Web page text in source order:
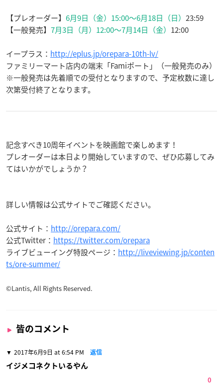
【プレオーダー】 6月9日（金） 15:00～6月18日（日） 23:59
【一般発売】 7月3日（月） 12:00～7月14日（金） 12:00
イープラス： http://eplus.jp/orepara-10th-lv/
ファミリーマート店内の端末「Famiポート」（一般発売のみ）
※一般発売は先着順での受付となりますので、予定枚数に達し
次第受付終了となります。
記念すべき10周年イベントを映画館で楽しめます！
プレオーダーは本日より開始していますので、ぜひ応募してみ
てはいかがでしょうか？
詳しい情報は公式サイトでご確認ください。
公式サイト： http://orepara.com/
公式Twitter： https://twitter.com/orepara
ライブビューイング特設ページ： http://liveviewing.jp/conten
ts/ore-summer/
©Lantis, All Rights Reserved.
皆のコメント
2017年6月9日 at 6:54 PM 返信
イジメコネクトいるやん
0